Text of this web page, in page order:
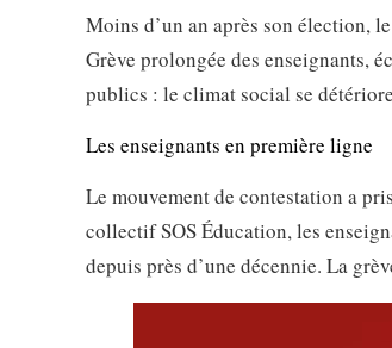
Moins d’un an après son élection,
Grève prolongée des enseignants,
publics : le climat social se
Les enseignants en première ligne
Le mouvement de contestation a
collectif SOS Éducation, les
depuis près d’une décennie. La